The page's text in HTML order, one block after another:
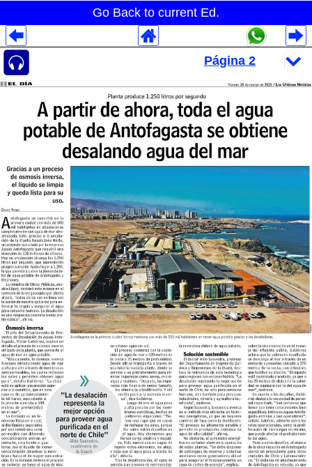
Go Back to current Ed.
Despliegues Analytics
Despliegues Totales
Despliegues por Rubros